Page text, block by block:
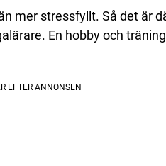
mer stressfyllt. Så det är
En hobby och